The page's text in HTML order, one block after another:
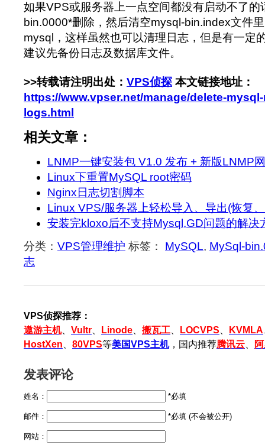
如果VPS或服务器上一点空间都没有启动不了的
bin.0000*删除，然后清空mysql-bin.index文件
mysql，这样虽然也可以清理日志，但是有一定
建议先备份日志及数据库文件。
>>转载请注明出处： VPS侦探 本文链接地址：
https://www.vpser.net/manage/delete-
logs.html
相关文章：
LNMP一键安装包 V1.0 发布 + 新版LNMP
Linux下重置MySQL root密码
Nginx日志切割脚本
Linux VPS/服务器上轻松导入、导出(恢复
安装完kloxo后不支持Mysql,GD问题的解决
分类： VPS管理维护 标签： MySQL, MySql-
志
VPS侦探推荐：
遨游主机、 Vultr Linode 搬瓦工 LOCVPS KVMLA
HostXen
80VPS等美国VPS主机，国内推荐腾讯云
发表评论
姓名： *必填
邮件： *必填 (不会被公开)
网站：